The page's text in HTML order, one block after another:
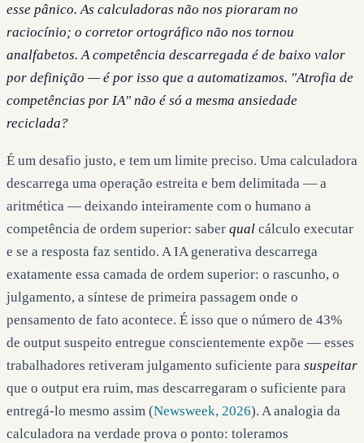
esse pânico. As calculadoras não nos pioraram no
raciocínio; o corretor ortográfico não nos tornou
analfabetos. A competência descarregada é de baixo valor
por definição — é por isso que a automatizamos. "Atrofia de
competências por IA" não é só a mesma ansiedade
reciclada?
É um desafio justo, e tem um limite preciso. Uma calculadora
descarrega uma operação estreita e bem delimitada — a
aritmética — deixando inteiramente com o humano a
competência de ordem superior: saber qual cálculo executar
e se a resposta faz sentido. A IA generativa descarrega
exatamente essa camada de ordem superior: o rascunho, o
julgamento, a síntese de primeira passagem onde o
pensamento de fato acontece. É isso que o número de 43%
de output suspeito entregue conscientemente expõe — esses
trabalhadores retiveram julgamento suficiente para suspeitar
que o output era ruim, mas descarregaram o suficiente para
entregá-lo mesmo assim (Newsweek, 2026). A analogia da
calculadora na verdade prova o ponto: toleramos